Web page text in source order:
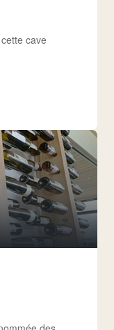
cave